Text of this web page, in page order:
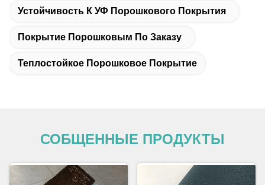
Устойчивость К УФ Порошкового Покрытия
Покрытие Порошковым По Заказу
Теплостойкое Порошковое Покрытие
СОБЩЕННЫЕ ПРОДУКТЫ